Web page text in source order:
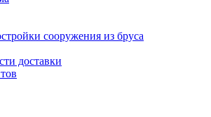
сооружения из бруса
доставки